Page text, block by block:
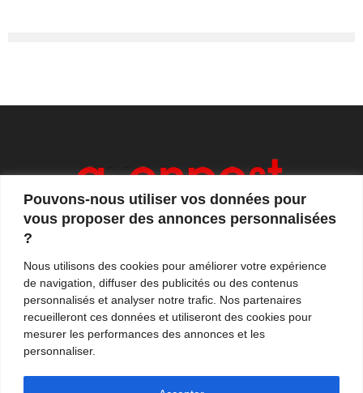
Pouvons-nous utiliser vos données pour
vous proposer des annonces personnalisées
?
Nous utilisons des cookies pour améliorer votre expérience
de navigation, diffuser des publicités ou des contenus
personnalisés et analyser notre trafic. Nos partenaires
recueilleront ces données et utiliseront des cookies pour
mesurer les performances des annonces et les
personnaliser.
et de tendances. Notre équipe de journalistes vous
propose quotidiennement de suivre l'actualité en
France et à l'international.
Contactez-nous:contact@axonpost.com